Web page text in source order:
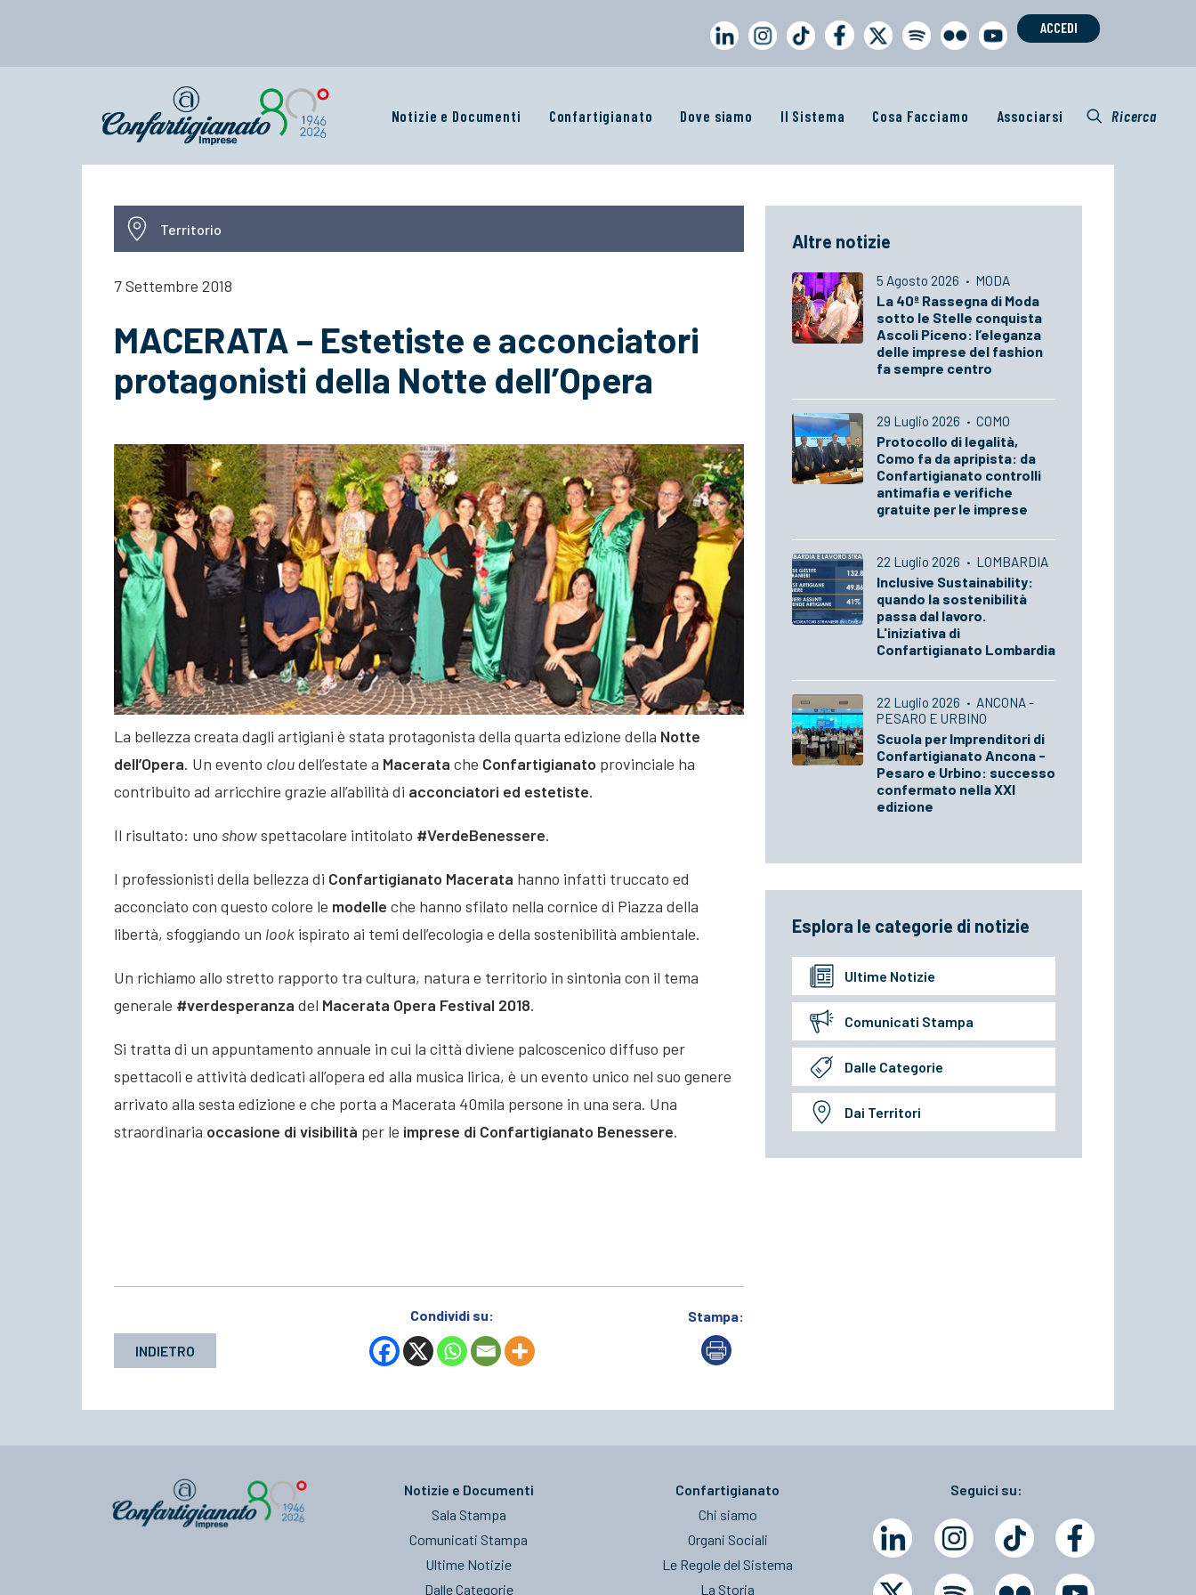
ACCEDI
Notizie e Documenti Confartigianato Dove siamo Il Sistema Cosa Facciamo Associarsi Ricerca
Territorio
7 Settembre 2018
MACERATA – Estetiste e acconciatori
protagonisti della Notte dell’Opera
La bellezza creata dagli artigiani è stata protagonista della quarta edizione della Notte
dell’Opera. Un evento cloudell’estate a Macerata che Confartigianato provinciale ha
contribuito ad arricchire grazie all’abilità di acconciatori ed estetiste.
Il risultato: uno showspettacolare intitolato #VerdeBenessere.
I professionisti della bellezza di Confartigianato Macerata hanno infatti truccato ed
acconciato con questo colore le modelle che hanno sfilato nella cornice di Piazza della
libertà, sfoggiando un look ispirato ai temi dell’ecologia e della sostenibilità ambientale.
Un richiamo allo stretto rapporto tra cultura, natura e territorio in sintonia con il tema
generale #verdesperanza del Macerata Opera Festival 2018.
Si tratta di un appuntamento annuale in cui la città diviene palcoscenico diffuso per
spettacoli e attività dedicati all’opera ed alla musica lirica, è un evento unico nel suo genere
arrivato alla sesta edizione e che porta a Macerata 40mila persone in una sera. Una
straordinaria occasione di visibilità per le imprese di Confartigianato Benessere.
INDIETRO
Condividi su: Stampa:
Altre notizie
5 Agosto 2026 · MODA
La 40ª Rassegna di Moda
sotto le Stelle conquista
Ascoli Piceno: l’eleganza
delle imprese del fashion
fa sempre centro
29 Luglio 2026 · COMO
Protocollo di legalità,
Como fa da apripista: da
Confartigianato controlli
antimafia e verifiche
gratuite per le imprese
22 Luglio 2026 · LOMBARDIA
Inclusive Sustainability:
quando la sostenibilità
passa dal lavoro.
L'iniziativa di
Confartigianato Lombardia
22 Luglio 2026 · ANCONA -
PESARO E URBINO
Scuola per Imprenditori di
Confartigianato Ancona -
Pesaro e Urbino: successo
confermato nella XXI
edizione
Esplora le categorie di notizie
Ultime Notizie
Comunicati Stampa
Dalle Categorie
Dai Territori
Notizie e Documenti
Sala Stampa
Comunicati Stampa
Ultime Notizie
Dalle Categorie
Confartigianato
Chi siamo
Organi Sociali
Le Regole del Sistema
La Storia
Seguici su: